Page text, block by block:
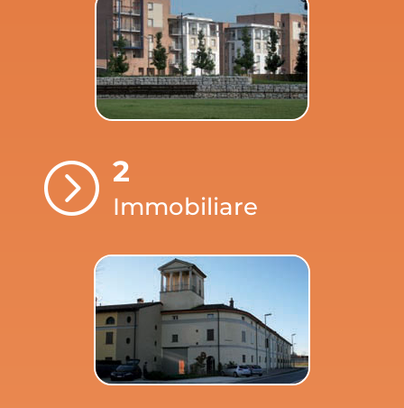
= 2
Immobiliare